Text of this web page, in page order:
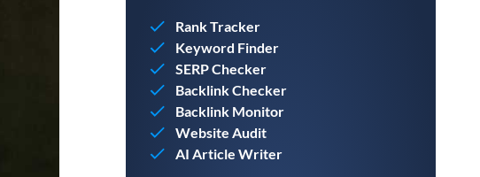
Rank Tracker
Keyword Finder
SERP Checker
Backlink Checker
Backlink Monitor
Website Audit
AI Article Writer